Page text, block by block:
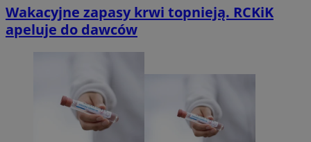
Wakacyjne zapasy krwi topnieją. RCKiK
apeluje do dawców